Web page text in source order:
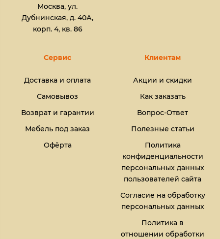
Москва, ул.
Дубнинская, д. 40А,
корп. 4, кв. 86
Сервис
Доставка и оплата
Самовывоз
Возврат и гарантии
Мебель под заказ
Офёрта
Клиентам
Акции и скидки
Как заказать
Вопрос-Ответ
Полезные статьи
Политика
конфиденциальности
персональных данных
пользователей сайта
Согласие на обработку
персональных данных
Политика в
отношении обработки